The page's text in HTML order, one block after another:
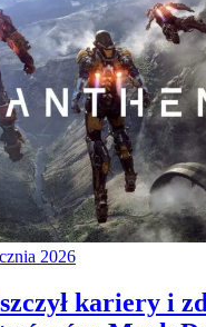
2026
kariery i